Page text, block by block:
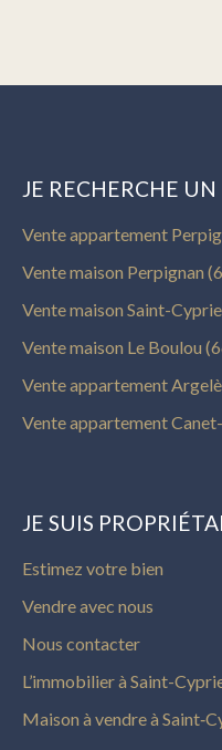
JE RECHERCHE UN
Vente appartement
Vente maison Perpignan
Vente maison Saint-
Vente maison Le Boulou
Vente appartement
Vente appartement
JE SUIS
Estimez votre bien
Vendre avec nous
Nous contacter
L’immobilier à Saint-
Maison à vendre à